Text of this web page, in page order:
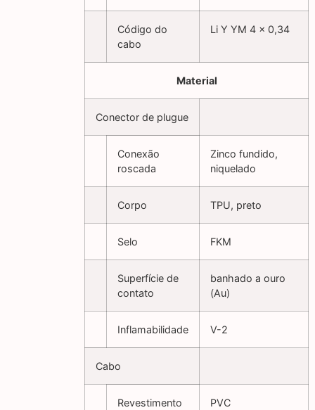
Código do
cabo
Li Y YM 4 x 0,34
Material
Conector de plugue
Conexão
roscada
Zinco fundido,
niquelado
Corpo TPU, preto
Selo FKM
Superfície de
contato
banhado a ouro
(Au)
Inflamabilidade V-2
Cabo
Revestimento PVC